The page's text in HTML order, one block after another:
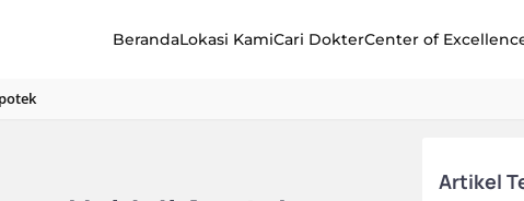
BerandaLokasi KamiCari DokterCenter of
Artikel